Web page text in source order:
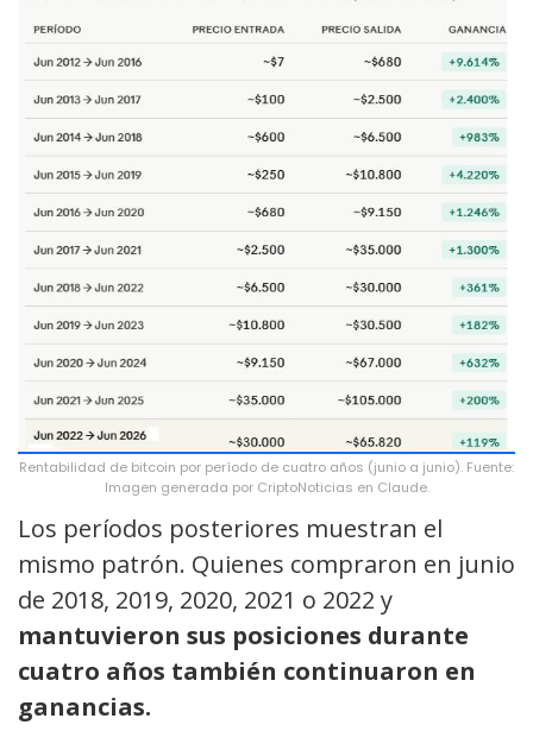
Rentabilidad de bitcoin por período de cuatro años (junio a junio). Fuente:
Imagen generada por CriptoNoticias en Claude.
Los períodos posteriores muestran el
mismo patrón. Quienes compraron en junio
de 2018, 2019, 2020, 2021 o 2022 y
mantuvieron sus posiciones durante
cuatro años también continuaron en
ganancias.